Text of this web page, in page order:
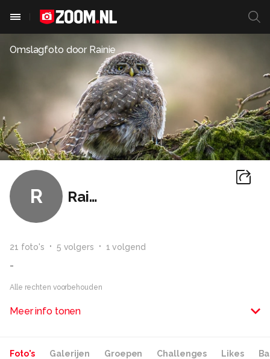
Omslagfoto door Rainie
R Rainie
21 foto's 5 volgers 1 volgend
-
Alle rechten voorbehouden
Meer info tonen
Foto's Galerijen Groepen Challenges Likes